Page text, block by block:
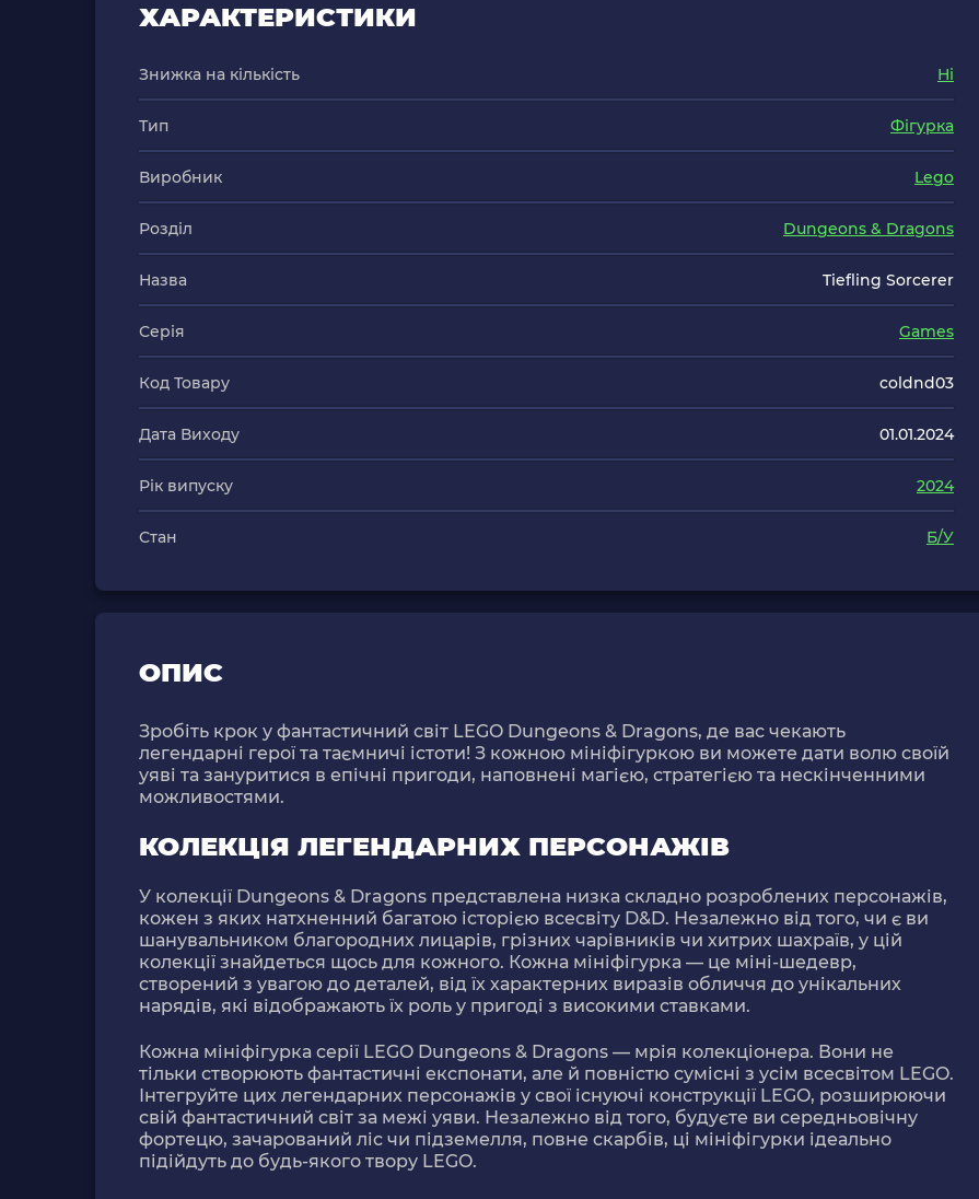
ХАРАКТЕРИСТИКИ
Знижка на кількість Ні
Тип Фігурка
Виробник Lego
Розділ Dungeons & Dragons
Назва Tiefling Sorcerer
Серія Games
Код Товару coldnd03
Дата Виходу 01.01.2024
Рік випуску 2024
Стан Б/У
ОПИС
Зробіть крок у фантастичний світ LEGO Dungeons & Dragons, де вас чекають
легендарні герої та таємничі істоти! З кожною мініфігуркою ви можете дати волю своїй
уяві та зануритися в епічні пригоди, наповнені магією, стратегією та нескінченними
можливостями.
КОЛЕКЦІЯ ЛЕГЕНДАРНИХ ПЕРСОНАЖІВ
У колекції Dungeons & Dragons представлена ​​низка складно розроблених персонажів,
кожен з яких натхненний багатою історією всесвіту D&D. Незалежно від того, чи є ви
шанувальником благородних лицарів, грізних чарівників чи хитрих шахраїв, у цій
колекції знайдеться щось для кожного. Кожна мініфігурка — це міні-шедевр,
створений з увагою до деталей, від їх характерних виразів обличчя до унікальних
нарядів, які відображають їх роль у пригоді з високими ставками.
Кожна мініфігурка серії LEGO Dungeons & Dragons — мрія колекціонера. Вони не
тільки створюють фантастичні експонати, але й повністю сумісні з усім всесвітом LEGO.
Інтегруйте цих легендарних персонажів у свої існуючі конструкції LEGO, розширюючи
свій фантастичний світ за межі уяви. Незалежно від того, будуєте ви середньовічну
фортецю, зачарований ліс чи підземелля, повне скарбів, ці мініфігурки ідеально
підійдуть до будь-якого твору LEGO.